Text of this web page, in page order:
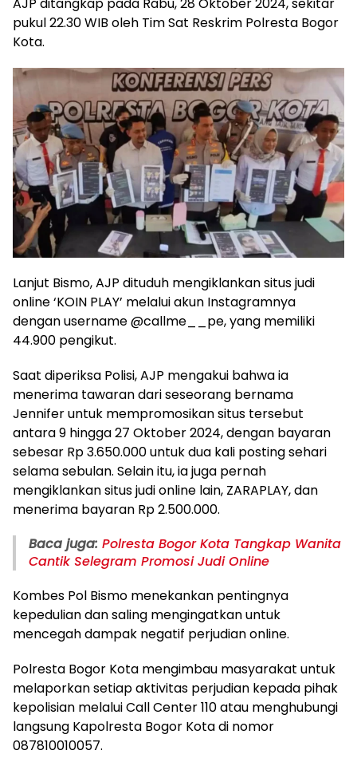
pukul 22.30 WIB oleh Tim Sat Reskrim Polresta Bogor
Kota.
Lanjut Bismo, AJP dituduh mengiklankan situs judi
online ‘KOIN PLAY’ melalui akun Instagramnya
dengan username @callme__pe, yang memiliki
44.900 pengikut.
Saat diperiksa Polisi, AJP mengakui bahwa ia
menerima tawaran dari seseorang bernama
Jennifer untuk mempromosikan situs tersebut
antara 9 hingga 27 Oktober 2024, dengan bayaran
sebesar Rp 3.650.000 untuk dua kali posting sehari
selama sebulan. Selain itu, ia juga pernah
mengiklankan situs judi online lain, ZARAPLAY, dan
menerima bayaran Rp 2.500.000.
Baca juga: Polresta Bogor Kota Tangkap Wanita
Cantik Selegram Promosi Judi Online
Kombes Pol Bismo menekankan pentingnya
kepedulian dan saling mengingatkan untuk
mencegah dampak negatif perjudian online.
Polresta Bogor Kota mengimbau masyarakat untuk
melaporkan setiap aktivitas perjudian kepada pihak
kepolisian melalui Call Center 110 atau menghubungi
langsung Kapolresta Bogor Kota di nomor
087810010057.